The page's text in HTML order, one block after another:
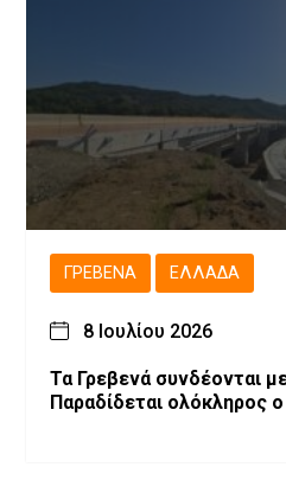
ΓΡΕΒΕΝΆ ΕΛΛΆΔΑ
8 Ιουλίου 2026
Τα Γρεβενά συνδέονται
Παραδίδεται ολόκληρος